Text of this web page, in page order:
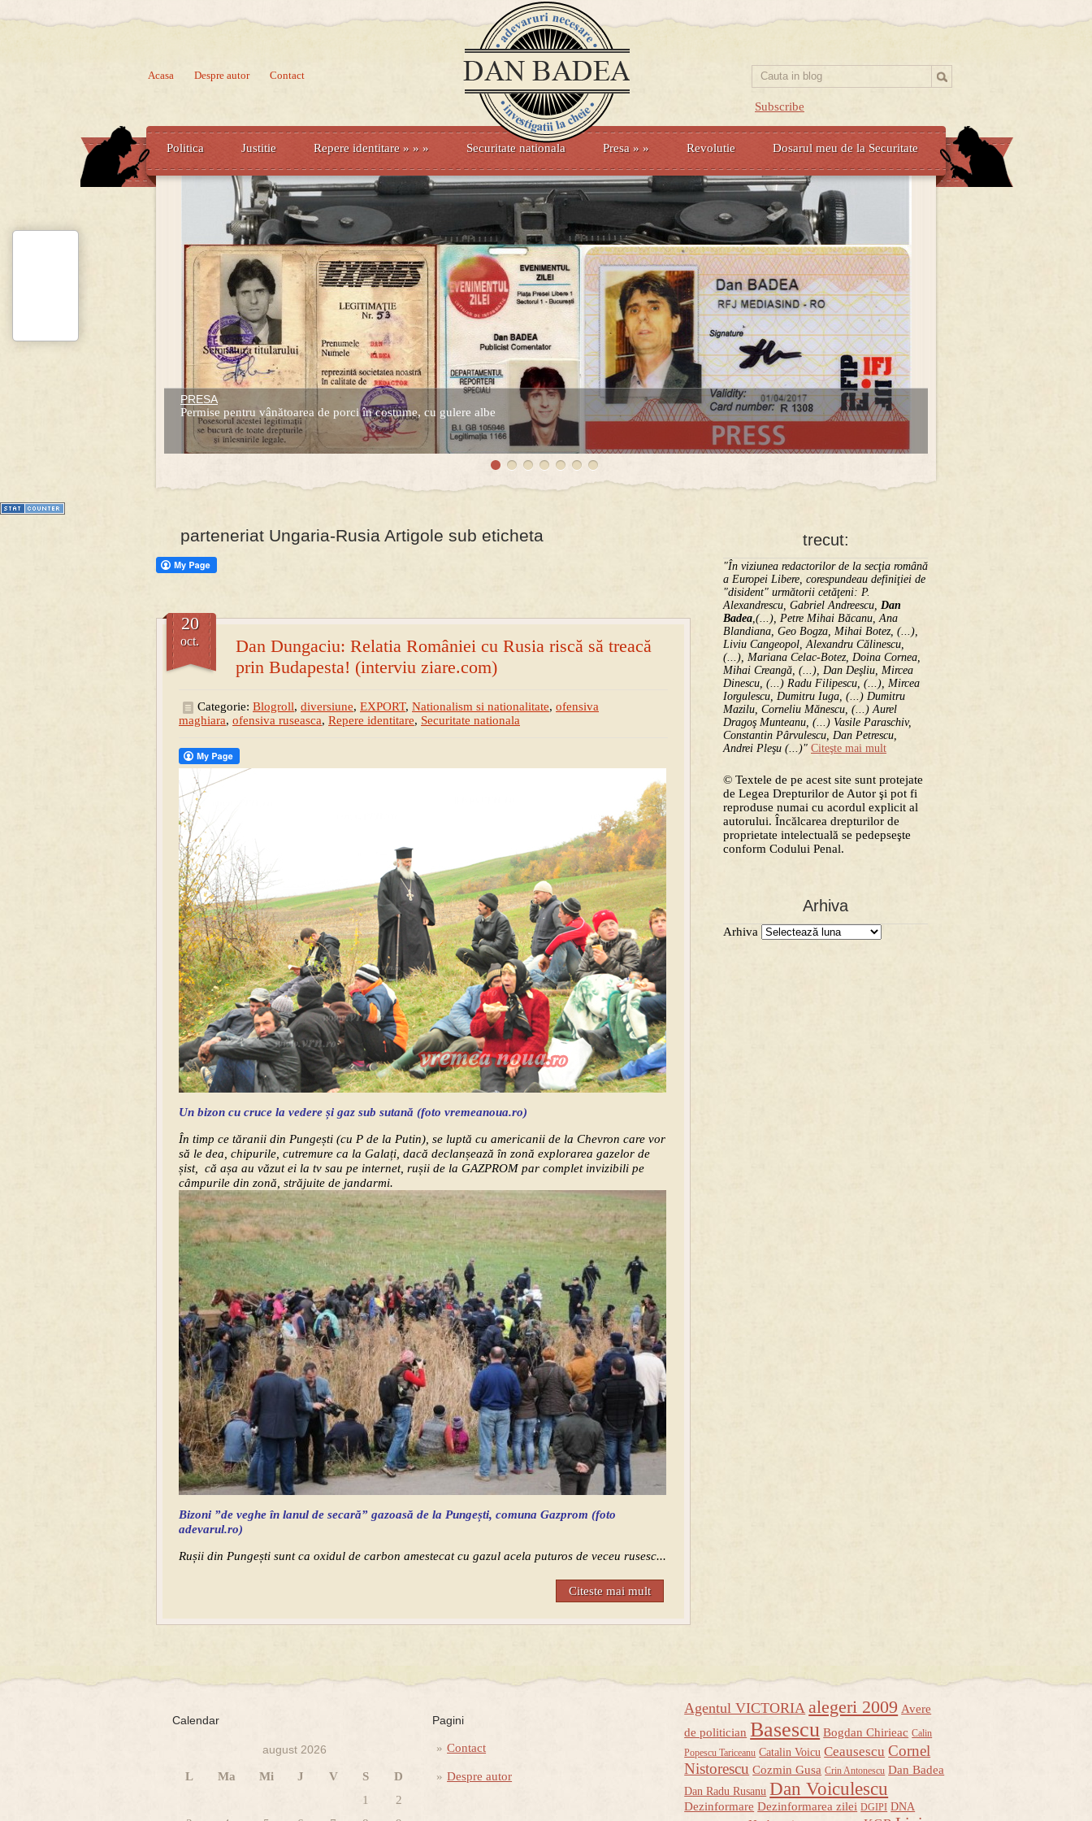
Subscribe
Acasa Despre autor Contact
Politica Justitie Repere identitare » » » Securitate nationala Presa » » Revolutie Dosarul meu de la Securitate
PRESA
Permise pentru vânătoarea de porci în costume, cu gulere albe
Prima mea carte publicata (Nemira)
Averea Presedintelui: prima lucrare despre controversatele conturi secrete ale Securitatii.
trecut:
"În viziunea redactorilor de la secţia română
a Europei Libere, corespundeau definiţiei de
"disident" următorii ce­tă­ţeni: P.
Alexandrescu, Gabriel Andreescu, Dan
Badea,(...), Petre Mihai Băcanu, Ana
Blandiana, Geo Bogza, Mihai Botez, (...),
Liviu Cangeopol, Alexandru Călinescu,
(...), Mariana Celac-Botez, Doina Cornea,
Mihai Creangă, (...), Dan Deşliu, Mircea
Dinescu, (...) Radu Filipescu, (...), Mircea
Iorgulescu, Dumitru Iuga, (...) Dumitru
Mazilu, Corneliu Mănescu, (...) Aurel
Dragoş Munteanu, (...) Vasile Paraschiv,
Constantin Pârvulescu, Dan Petrescu,
Andrei Pleşu (...)" Citeşte mai mult
© Textele de pe acest site sunt protejate
de Legea Drepturilor de Autor şi pot fi
reproduse numai cu acordul explicit al
autorului. Încălcarea drepturilor de
proprietate intelectuală se pedepseşte
conform Codului Penal.
Arhiva
Arhiva
parteneriat Ungaria-Rusia Artigole sub eticheta
Dan Dungaciu: Relatia României cu Rusia riscă să treacă
prin Budapesta! (interviu ziare.com)
20
oct.
Categorie: Blogroll, diversiune, EXPORT, Nationalism si nationalitate, ofensiva
maghiara, ofensiva ruseasca, Repere identitare, Securitate nationala
Un bizon cu cruce la vedere și gaz sub sutană (foto vremeanoua.ro)
În timp ce tăranii din Pungești (cu P de la Putin), se luptă cu americanii de la Chevron care vor
să le dea, chipurile, cutremure ca la Galați, dacă declanșează în zonă explorarea gazelor de
șist, că așa au văzut ei la tv sau pe internet, rușii de la GAZPROM par complet invizibili pe
câmpurile din zonă, străjuite de jandarmi.
Bizoni ”de veghe în lanul de secară” gazoasă de la Pungești, comuna Gazprom (foto
adevarul.ro)
Rușii din Pungești sunt ca oxidul de carbon amestecat cu gazul acela puturos de veceu rusesc...
Citeste mai mult
Calendar
august 2026
L Ma Mi J V S
D
1
2
Pagini
Contact
Despre autor
Agentul VICTORIA alegeri 2009 Avere
de politician Basescu Bogdan Chirieac Calin
Popescu Tariceanu Catalin Voicu Ceausescu Cornel
Nistorescu Cozmin Gusa Crin Antonescu Dan Badea
Dan Radu Rusanu Dan Voiculescu
Dezinformare Dezinformarea zilei DGIPI DNA